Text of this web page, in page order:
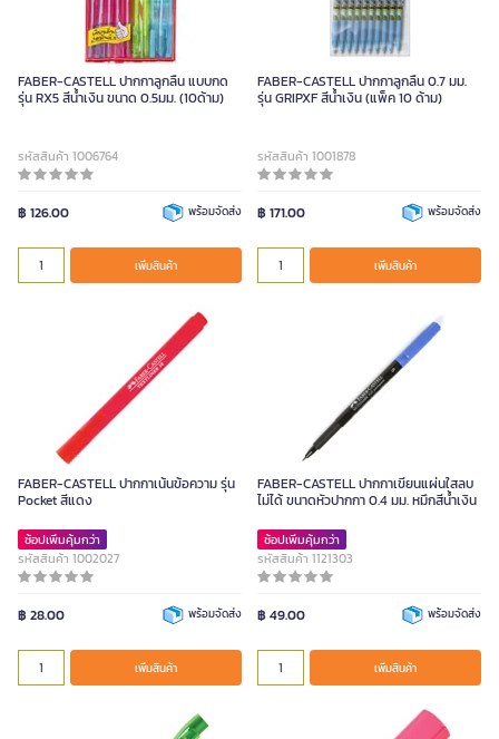
FABER-CASTELL ปากกาลูกลื่น แบบกด
รุ่น RX5 สีน้ำเงิน ขนาด 0.5มม. (10ด้าม)
รหัสสินค้า 1006764
฿ 126.00 พร้อมจัดส่ง
เพิ่มสินค้า
FABER-CASTELL ปากกาลูกลื่น 0.7 มม.
รุ่น GRIPXF สีน้ำเงิน (แพ็ค 10 ด้าม)
รหัสสินค้า 1001878
฿ 171.00 พร้อมจัดส่ง
เพิ่มสินค้า
FABER-CASTELL ปากกาเน้นข้อความ รุ่น
Pocket สีแดง
ช้อปเพิ่มคุ้มกว่า
รหัสสินค้า 1002027
฿ 28.00 พร้อมจัดส่ง
เพิ่มสินค้า
FABER-CASTELL ปากกาเขียนแผ่นใสลบ
ไม่ได้ ขนาดหัวปากกา 0.4 มม. หมึกสีน้ำเงิน
ช้อปเพิ่มคุ้มกว่า
รหัสสินค้า 1121303
฿ 49.00 พร้อมจัดส่ง
เพิ่มสินค้า